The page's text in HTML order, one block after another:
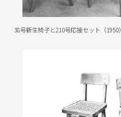
38号新生椅子と210号応接セット（1950）